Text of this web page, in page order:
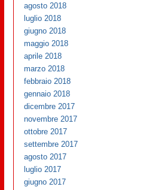
agosto 2018
luglio 2018
giugno 2018
maggio 2018
aprile 2018
marzo 2018
febbraio 2018
gennaio 2018
dicembre 2017
novembre 2017
ottobre 2017
settembre 2017
agosto 2017
luglio 2017
giugno 2017